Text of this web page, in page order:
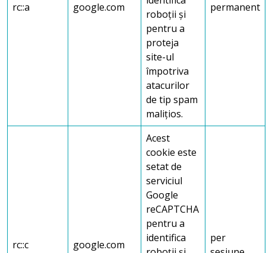
rc::a google.com
roboții și
pentru a
proteja
site-ul
împotriva
atacurilor
de tip spam
malițios.
permanent
rc::c google.com
Acest
cookie este
setat de
serviciul
Google
reCAPTCHA
pentru a
identifica
per